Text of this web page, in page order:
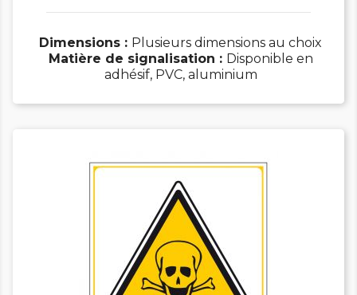
Dimensions : Plusieurs dimensions au choix
Matière de signalisation : Disponible en
adhésif, PVC, aluminium